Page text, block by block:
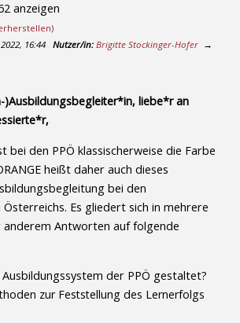
anzeigen
16:44 Nutzer/in: Brigitte Stockinger-Hofer →
)Ausbildungsbegleiter*in, liebe*r an
bei den PPÖ klassischerweise die Farbe
heißt daher auch dieses
bei den
Es gliedert sich in mehrere
anderem Antworten auf folgende
der PPÖ gestaltet?
zur Feststellung des Lernerfolgs